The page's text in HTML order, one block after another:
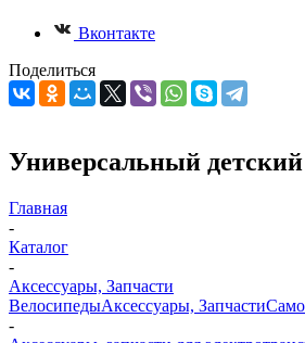
Вконтакте
Поделиться
Универсальный
Главная
-
Каталог
-
Аксессуары, Запчасти
ВелосипедыАксессуары, Запчасти
-